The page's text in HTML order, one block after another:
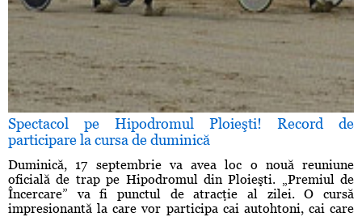
Spectacol pe Hipodromul Ploieşti! Record de
participare la cursa de duminică
Duminică, 17 septembrie va avea loc o nouă reuniune
oficială de trap pe Hipodromul din Ploieşti. „Premiul de
Încercare” va fi punctul de atracţie al zilei. O cursă
impresionantă la care vor participa cai autohtoni, cai care